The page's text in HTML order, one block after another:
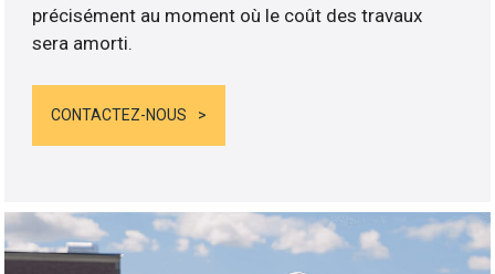
précisément au moment où le coût des travaux
sera amorti.
CONTACTEZ-NOUS